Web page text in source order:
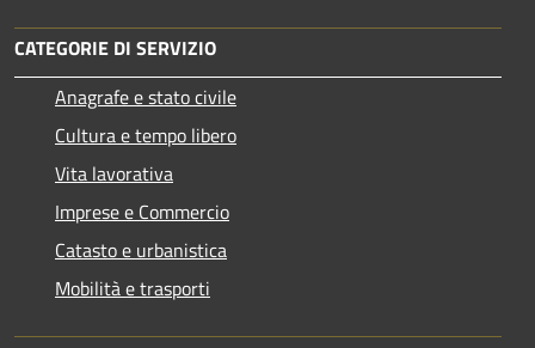
CATEGORIE DI SERVIZIO
Anagrafe e stato civile
Cultura e tempo libero
Vita lavorativa
Imprese e Commercio
Catasto e urbanistica
Mobilità e trasporti